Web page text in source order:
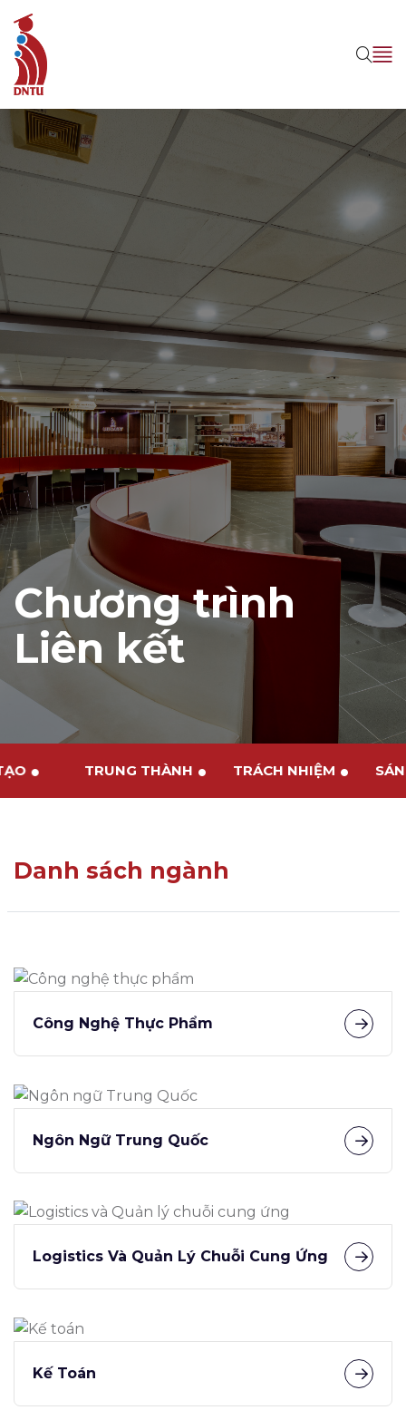
Chương trình
Liên kết
TRUNG THÀNH TRÁCH NHIỆM
Danh sách ngành
Công Nghệ Thực Phẩm
Ngôn Ngữ Trung Quốc
Logistics Và Quản Lý Chuỗi Cung Ứng
Kế Toán